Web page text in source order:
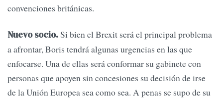
convenciones británicas.
Nuevo socio.Si bien el Brexit será el principal problema
a afrontar, Boris tendrá algunas urgencias en las que
enfocarse. Una de ellas será conformar su gabinete con
personas que apoyen sin concesiones su decisión de irse
de la Unión Europea sea como sea. A penas se supo de su